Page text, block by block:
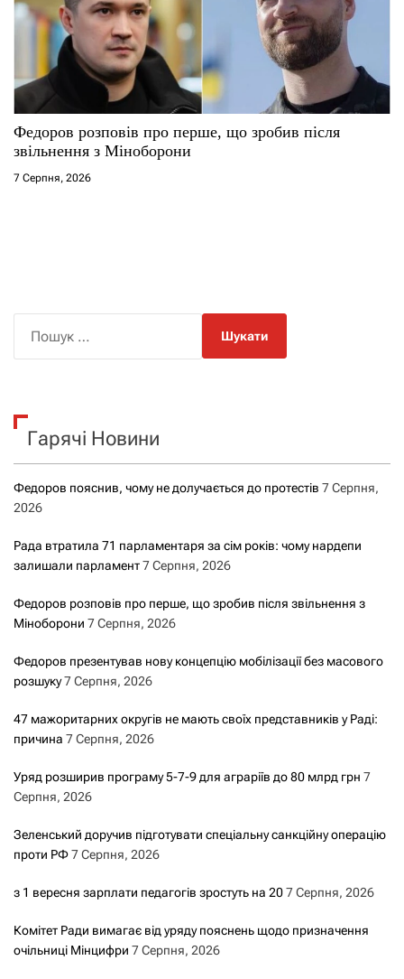
Федоров розповів про перше, що зробив після
звільнення з Міноборони
7 Серпня, 2026
к
Гарячі Новини
Федоров пояснив, чому не долучається до протестів 7 Серпня,
2026
Рада втратила 71 парламентаря за сім років: чому нардепи
залишали парламент7 Серпня, 2026
Федоров розповів про перше, що зробив після звільнення з
Міноборони 7 Серпня, 2026
Федоров презентував нову концепцію мобілізації без масового
розшуку7 Серпня, 2026
47 мажоритарних округів не мають своїх представників у Раді:
причина 7 Серпня, 2026
Уряд розширив програму 5-7-9 для аграріїв до 80 млрд грн 7
Серпня, 2026
Зеленський доручив підготувати спеціальну санкційну операцію
проти РФ7 Серпня, 2026
з 1 вересня зарплати педагогів зростуть на 207 Серпня, 2026
Комітет Ради вимагає від уряду пояснень щодо призначення
очільниці Мінцифри 7 Серпня, 2026